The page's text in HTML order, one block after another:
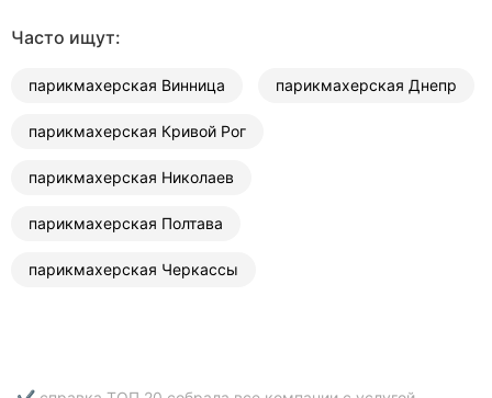
Часто ищут:
парикмахерская Винница парикмахерская Днепр
парикмахерская Кривой Рог
парикмахерская Николаев
парикмахерская Полтава
парикмахерская Черкассы